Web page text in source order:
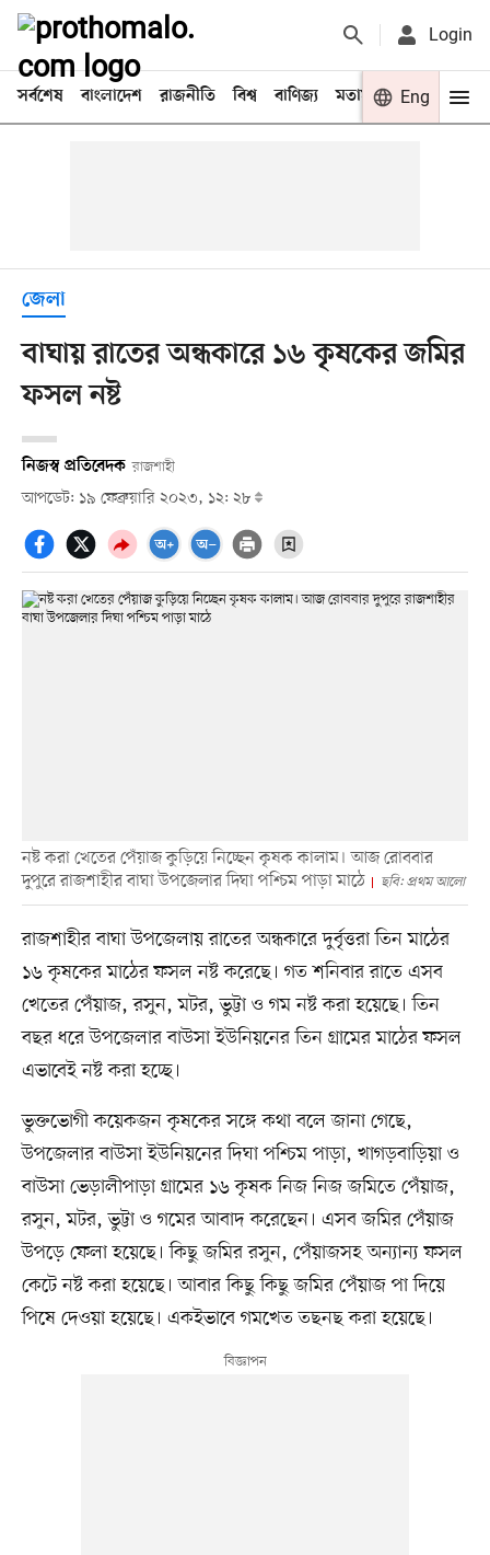
Login
সর্বশেষ বাংলাদেশ রাজনীতি বিশ্ব বাণিজ্য মতামত খেলা
Eng
জেলা
বাঘায় রাতের অন্ধকারে ১৬ কৃষকের জমির
ফসল নষ্ট
নিজস্ব প্রতিবেদক রাজশাহী
আপডেট: ১৯ ফেব্রুয়ারি ২০২৩, ১২: ২৮
নষ্ট করা খেতের পেঁয়াজ কুড়িয়ে নিচ্ছেন কৃষক কালাম। আজ রোববার
দুপুরে রাজশাহীর বাঘা উপজেলার দিঘা পশ্চিম পাড়া মাঠে
ছবি: প্রথম আলো
রাজশাহীর বাঘা উপজেলায় রাতের অন্ধকারে দুর্বৃত্তরা তিন মাঠের
১৬ কৃষকের মাঠের ফসল নষ্ট করেছে। গত শনিবার রাতে এসব
খেতের পেঁয়াজ, রসুন, মটর, ভুট্টা ও গম নষ্ট করা হয়েছে। তিন
বছর ধরে উপজেলার বাউসা ইউনিয়নের তিন গ্রামের মাঠের ফসল
এভাবেই নষ্ট করা হচ্ছে।
ভুক্তভোগী কয়েকজন কৃষকের সঙ্গে কথা বলে জানা গেছে,
উপজেলার বাউসা ইউনিয়নের দিঘা পশ্চিম পাড়া, খাগড়বাড়িয়া ও
বাউসা ভেড়ালীপাড়া গ্রামের ১৬ কৃষক নিজ নিজ জমিতে পেঁয়াজ,
রসুন, মটর, ভুট্টা ও গমের আবাদ করেছেন। এসব জমির পেঁয়াজ
উপড়ে ফেলা হয়েছে। কিছু জমির রসুন, পেঁয়াজসহ অন্যান্য ফসল
কেটে নষ্ট করা হয়েছে। আবার কিছু কিছু জমির পেঁয়াজ পা দিয়ে
পিষে দেওয়া হয়েছে। একইভাবে গমখেত তছনছ করা হয়েছে।